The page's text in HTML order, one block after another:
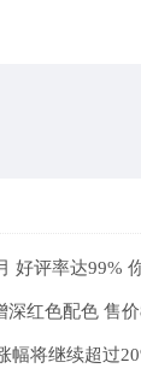
好评率达99%
幅将继续超过